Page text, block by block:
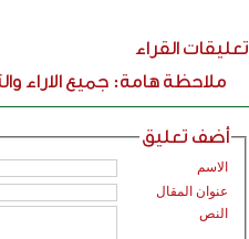
تعليقات القراء
ملاحظة هامة: جميع الاراء
أضف تعليق
الاسم
عنوان المقال
النص